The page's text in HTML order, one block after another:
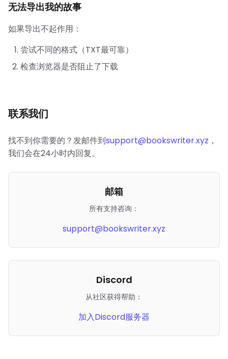
无法导出我的故事
如果导出不起作用：
尝试不同的格式（TXT最可靠）
检查浏览器是否阻止了下载
联系我们
找不到你需要的？发邮件到support@bookswriter.xyz ，
我们会在24小时内回复。
邮箱
所有支持咨询：
support@bookswriter.xyz
Discord
从社区获得帮助：
加入Discord服务器